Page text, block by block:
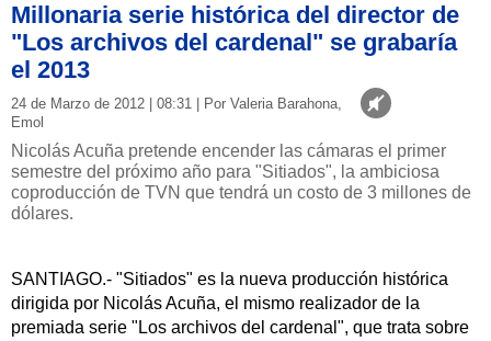
Millonaria serie histórica del director de
"Los archivos del cardenal" se grabaría
el 2013
24 de Marzo de 2012 | 08:31 | Por Valeria Barahona,
Emol
Nicolás Acuña pretende encender las cámaras el primer
semestre del próximo año para "Sitiados", la ambiciosa
coproducción de TVN que tendrá un costo de 3 millones de
dólares.
SANTIAGO.- "Sitiados" es la nueva producción histórica
dirigida por Nicolás Acuña, el mismo realizador de la
premiada serie "Los archivos del cardenal", que trata sobre